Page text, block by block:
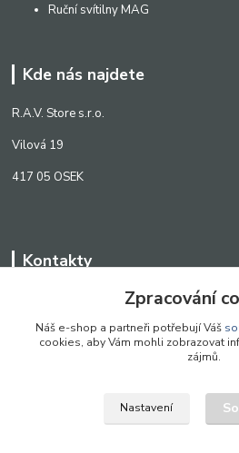
Ruční svítilny MAG
Kde nás najdete
R.A.V. Store s.r.o.
Vilová 19
417 05 OSEK
Kontakty
Zpracování
Náš e-shop a partneři potřebují Váš
cookies, aby Vám mohli zobrazovat
zájmů.
Nastavení